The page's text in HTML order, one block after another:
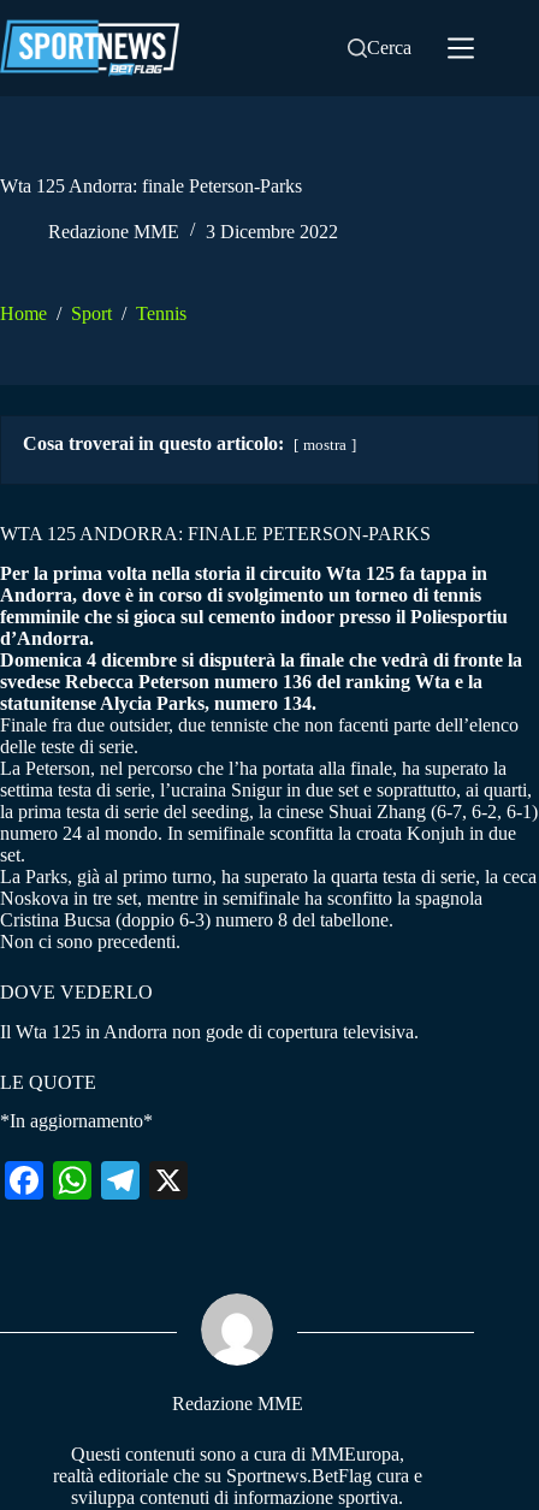
al
contenuto
Cerca
Wta 125 Andorra: finale Peterson-Parks
Redazione MME 3 Dicembre 2022
Home / Sport / Tennis
Cosa troverai in questo articolo: mostra
WTA 125 ANDORRA: FINALE PETERSON-PARKS
Per la prima volta nella storia il circuito Wta 125 fa tappa in
Andorra, dove è in corso di svolgimento un torneo di tennis
femminile che si gioca sul cemento indoor presso il Poliesportiu
d’Andorra.
Domenica 4 dicembre si disputerà la finale che vedrà di fronte la
svedese Rebecca Peterson numero 136 del ranking Wta e la
statunitense Alycia Parks, numero 134.
Finale fra due outsider, due tenniste che non facenti parte dell’elenco
delle teste di serie.
La Peterson, nel percorso che l’ha portata alla finale, ha superato la
settima testa di serie, l’ucraina Snigur in due set e soprattutto, ai quarti,
la prima testa di serie del seeding, la cinese Shuai Zhang (6-7, 6-2, 6-1)
numero 24 al mondo. In semifinale sconfitta la croata Konjuh in due
set.
La Parks, già al primo turno, ha superato la quarta testa di serie, la ceca
Noskova in tre set, mentre in semifinale ha sconfitto la spagnola
Cristina Bucsa (doppio 6-3) numero 8 del tabellone.
Non ci sono precedenti.
DOVE VEDERLO
Il Wta 125 in Andorra non gode di copertura televisiva.
LE QUOTE
*In aggiornamento*
Fa W
pp
Te
m
Redazione MME
Questi contenuti sono a cura di MMEuropa,
realtà editoriale che su Sportnews.BetFlag cura e
sviluppa contenuti di informazione sportiva.